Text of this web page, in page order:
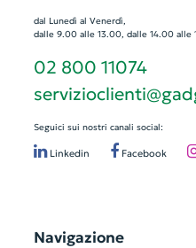
dal Lunedì al Venerdì,
dalle 9.00 alle 13.00, dalle 14.00 alle
02 800 11074
Seguici sui nostri canali social:
Linkedin Facebook
Navigazione